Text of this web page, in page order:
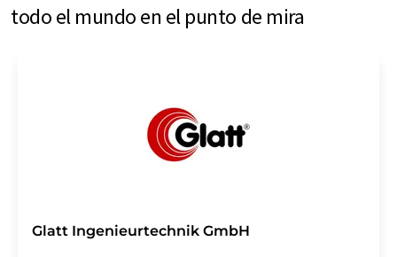
todo el mundo en el punto de mira
Glatt Ingenieurtechnik GmbH